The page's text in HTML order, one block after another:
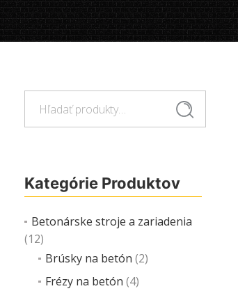
Vyhľadávanie
Kategórie Produktov
Betonárske stroje a zariadenia
(12)
Brúsky na betón (2)
Frézy na betón (4)